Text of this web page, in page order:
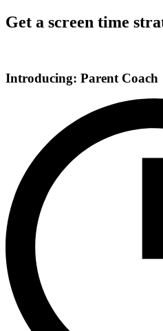
Get a screen time
Introducing: Parent Coach